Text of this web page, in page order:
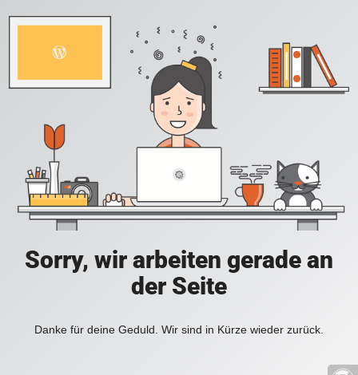
Sorry, wir arbeiten gerade an
der Seite
Danke für deine Geduld. Wir sind in Kürze wieder zurück.